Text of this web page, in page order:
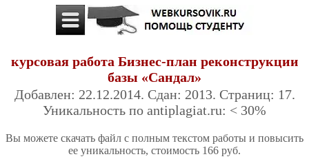
курсовая работа Бизнес-план реконструкции
базы «Сандал»
Добавлен: 22.12.2014. Сдан: 2013. Страниц: 17.
Уникальность по antiplagiat.ru: < 30%
Вы можете скачать файл с полным текстом работы и повысить
ее уникальность, стоимость 166 руб.